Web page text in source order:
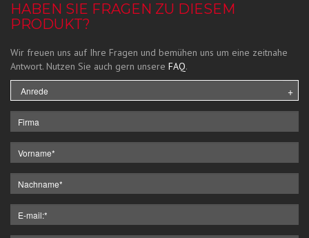
HABEN SIE FRAGEN ZU DIESEM
PRODUKT?
Wir freuen uns auf Ihre Fragen und bemühen uns um eine zeitnahe
Antwort. Nutzen Sie auch gern unsere FAQ.